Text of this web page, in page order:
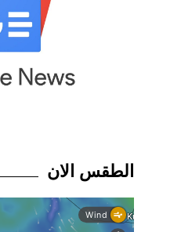
الطقس الان